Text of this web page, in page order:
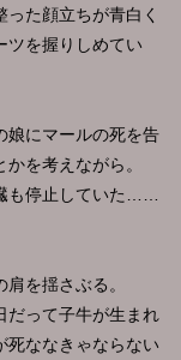
た顔立ちが青白く
ツを握りしめてい
にマールの死を告
を考えながら。
も停止していた……
を揺さぶる。
だって子牛が生まれ
ななきゃならない